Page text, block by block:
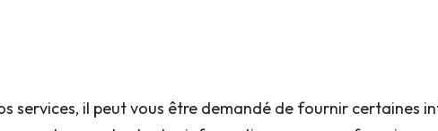
services, il peut vous être demandé de fournir certaines